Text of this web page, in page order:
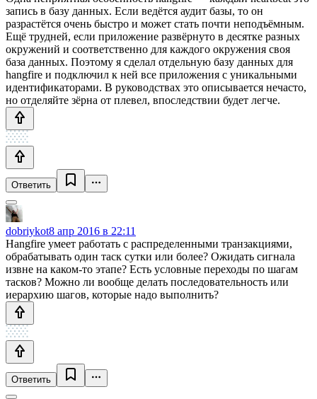
запись в базу данных. Если ведётся аудит базы, то он
разрастётся очень быстро и может стать почти неподъёмным.
Ещё трудней, если приложение развёрнуто в десятке разных
окружений и соответственно для каждого окружения своя
база данных. Поэтому я сделал отдельную базу данных для
hangfire и подключил к ней все приложения с уникальными
идентификаторами. В руководствах это описывается нечасто,
но отделяйте зёрна от плевел, впоследствии будет легче.
Ответить
dobriykot8 апр 2016 в 22:11
Hangfire умеет работать с распределенными транзакциями,
обрабатывать один таск сутки или более? Ожидать сигнала
извне на каком-то этапе? Есть условные переходы по шагам
тасков? Можно ли вообще делать последовательность или
иерархию шагов, которые надо выполнить?
Ответить